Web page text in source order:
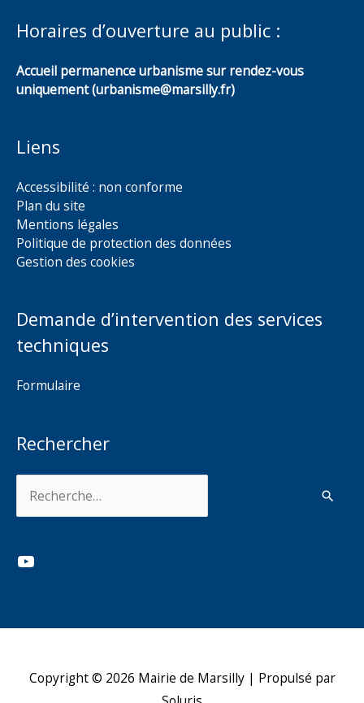
Horaires d’ouverture au public :
Accueil permanence urbanisme sur rendez-vous
uniquement (urbanisme@marsilly.fr)
Liens
Accessibilité : non conforme
Plan du site
Mentions légales
Politique de protection des données
Gestion des cookies
Demande d’intervention des services
techniques
Formulaire
Rechercher
YouTube
Copyright © 2026 Mairie de Marsilly| Propulsé par